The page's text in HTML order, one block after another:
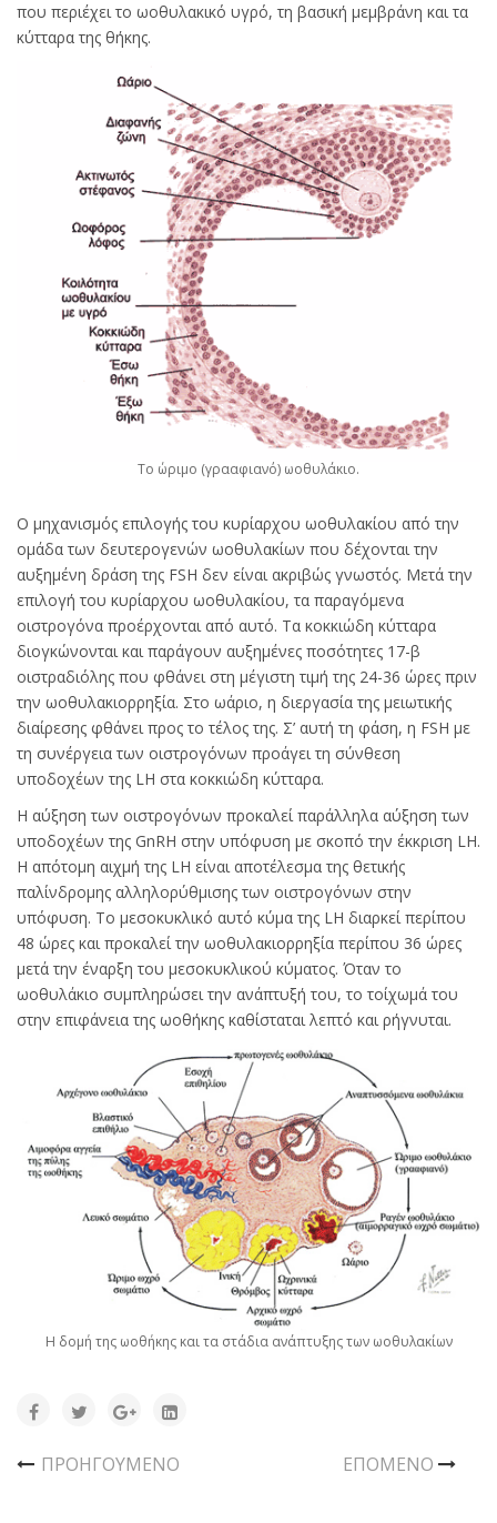
που περιέχει το ωοθυλακικό υγρό, τη βασική μεμβράνη και τα
κύτταρα της θήκης.
Το ώριμο (γρααφιανό) ωοθυλάκιο.
Ο μηχανισμός επιλογής του κυρίαρχου ωοθυλακίου από την
ομάδα των δευτερογενών ωοθυλακίων που δέχονται την
αυξημένη δράση της FSH δεν είναι ακριβώς γνωστός. Μετά την
επιλογή του κυρίαρχου ωοθυλακίου, τα παραγόμενα
οιστρογόνα προέρχονται από αυτό. Τα κοκκιώδη κύτταρα
διογκώνονται και παράγουν αυξημένες ποσότητες 17-β
οιστραδιόλης που φθάνει στη μέγιστη τιμή της 24-36 ώρες πριν
την ωοθυλακιορρηξία. Στο ωάριο, η διεργασία της μειωτικής
διαίρεσης φθάνει προς το τέλος της. Σ’ αυτή τη φάση, η FSH με
τη συνέργεια των οιστρογόνων προάγει τη σύνθεση
υποδοχέων της LH στα κοκκιώδη κύτταρα.
Η αύξηση των οιστρογόνων προκαλεί παράλληλα αύξηση των
υποδοχέων της GnRH στην υπόφυση με σκοπό την έκκριση LH.
Η απότομη αιχμή της LH είναι αποτέλεσμα της θετικής
παλίνδρομης αλληλορύθμισης των οιστρογόνων στην
υπόφυση. Το μεσοκυκλικό αυτό κύμα της LH διαρκεί περίπου
48 ώρες και προκαλεί την ωοθυλακιορρηξία περίπου 36 ώρες
μετά την έναρξη του μεσοκυκλικού κύματος. Όταν το
ωοθυλάκιο συμπληρώσει την ανάπτυξή του, το τοίχωμά του
στην επιφάνεια της ωοθήκης καθίσταται λεπτό και ρήγνυται.
Η δομή της ωοθήκης και τα στάδια ανάπτυξης των ωοθυλακίων
ΠΡΟΗΓΟΎΜΕΝΟ ΕΠΌΜΕΝΟ